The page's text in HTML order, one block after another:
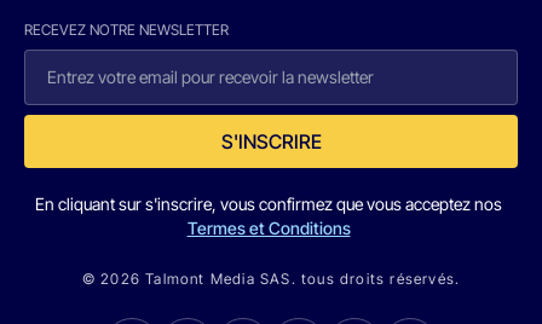
RECEVEZ NOTRE NEWSLETTER
S'INSCRIRE
En cliquant sur s'inscrire, vous confirmez que vous acceptez nos
Termes et Conditions
© 2026 Talmont Media SAS. tous droits réservés.